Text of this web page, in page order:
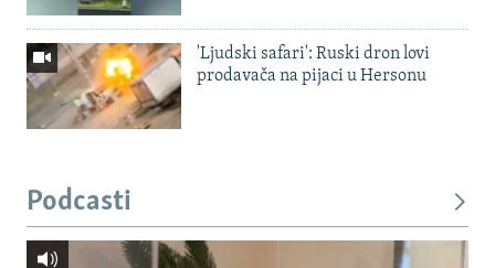
'Ljudski safari': Ruski dron lovi
prodavača na pijaci u Hersonu
Podcasti